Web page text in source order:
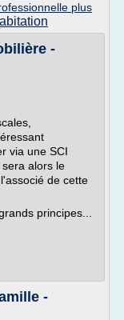
plus
-
via une SCI
alors le
de cette
principes...
-